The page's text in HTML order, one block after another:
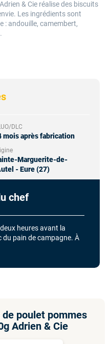
DLC
mois après fabrication
Marguerite-de-
- Eure (27)
chef
heures avant la
pain de campagne. À
& Cie réalise des biscuits
Les ingrédients sont
: andouille, camembert,
poulet pommes
Adrien & Cie